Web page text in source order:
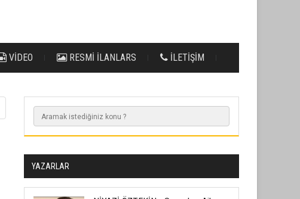
VİDEO RESMİ İLANLARS İLETİŞİM
YAZARLAR